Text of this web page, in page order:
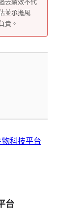
去績效不代
並承擔風
責。
物科技平台
台